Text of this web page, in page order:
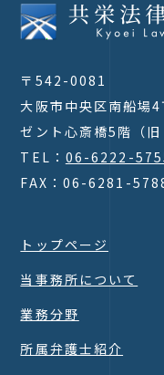
〒542-0081
大阪市中央区南船場
ゼント心斎橋5階（旧
TEL： 06-6222-
FAX：06-6281-
トップページ
当事務所について
業務分野
所属弁護士紹介